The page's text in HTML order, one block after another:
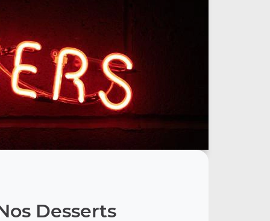
Desserts